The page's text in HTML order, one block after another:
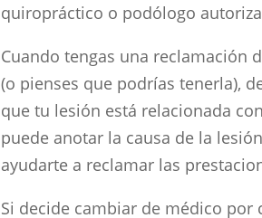
quiropráctico o podólogo
Cuando tengas una reclamación
(o pienses que podrías tenerla),
que tu lesión está relacionada
puede anotar la causa de la
ayudarte a reclamar las
Si decide cambiar de médico